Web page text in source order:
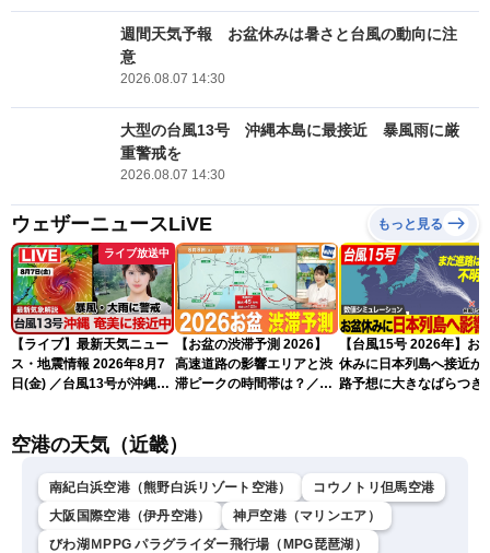
週間天気予報 お盆休みは暑さと台風の動向に注
意
2026.08.07 14:30
大型の台風13号 沖縄本島に最接近 暴風雨に厳
重警戒を
2026.08.07 14:30
ウェザーニュースLiVE もっと見る
ライブ放送中
【ライブ】最新天気ニュー
ス・地震情報 2026年8月7
日(金) ／台風13号が沖縄・
ュースLiVEイブニング・小
【お盆の渋滞予測 2026】
高速道路の影響エリアと渋
滞ピークの時間帯は？／
【台風15号 2026年】お
休みに日本列島へ接近か
路予想に大きなばらつき
空港の天気（近畿）
南紀白浜空港（熊野白浜リゾート空港）
コウノトリ但馬空港
大阪国際空港（伊丹空港）
神戸空港（マリンエア）
びわ湖ＭPPG パラグライダー飛行場（MPG琵琶湖）